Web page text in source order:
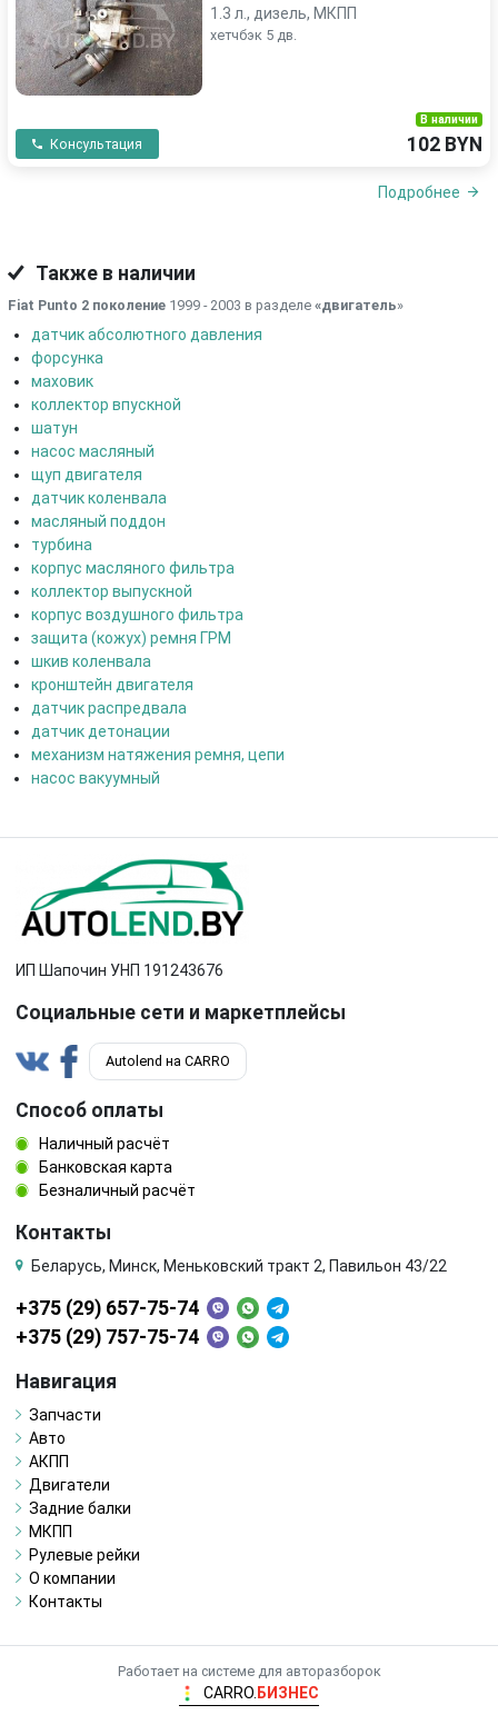
1.3 л., дизель, МКПП
хетчбэк 5 дв.
Консультация
В наличии
102 BYN
Подробнее
Также в наличии
Fiat Punto 2 поколение 1999 - 2003 в разделе «двигатель»
датчик абсолютного давления
форсунка
маховик
коллектор впускной
шатун
насос масляный
щуп двигателя
датчик коленвала
масляный поддон
турбина
корпус масляного фильтра
коллектор выпускной
корпус воздушного фильтра
защита (кожух) ремня ГРМ
шкив коленвала
кронштейн двигателя
датчик распредвала
датчик детонации
механизм натяжения ремня, цепи
насос вакуумный
ИП Шапочин УНП 191243676
Социальные сети и маркетплейсы
Autolend на CARRO
Способ оплаты
Наличный расчёт
Банковская карта
Безналичный расчёт
Контакты
Беларусь, Минск, Меньковский тракт 2, Павильон 43/22
+375 (29) 657-75-74
+375 (29) 757-75-74
Навигация
Запчасти
Авто
АКПП
Двигатели
Задние балки
МКПП
Рулевые рейки
О компании
Контакты
Работает на системе для авторазборок
CARRO. БИЗНЕС